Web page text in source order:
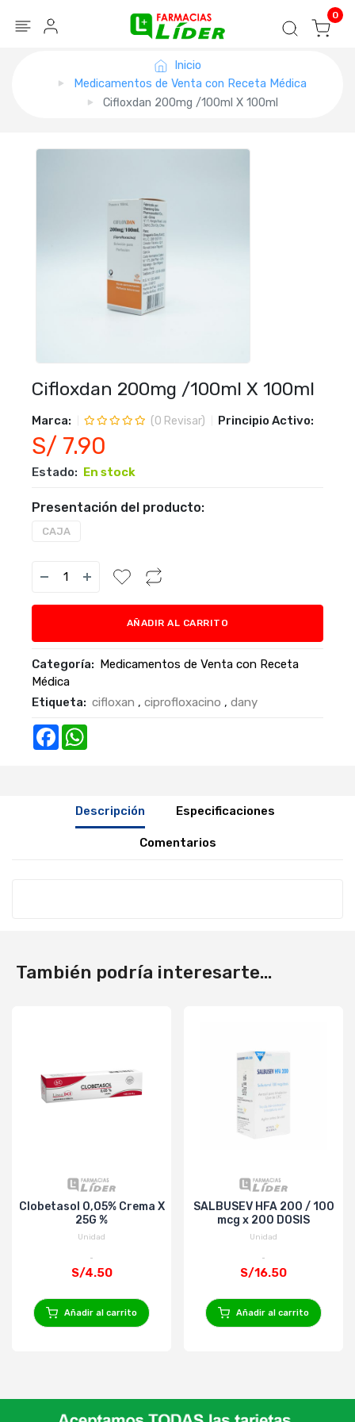
Seguir mi pedido 0
Inicio
Medicamentos de Venta con Receta Médica
Cifloxdan 200mg /100ml X 100ml
Cifloxdan 200mg /100ml X 100ml
Marca: (0 Revisar) Principio Activo:
S/ 7.90
Estado: En stock
Presentación del producto:
CAJA
AÑADIR AL CARRITO
Categoría: Medicamentos de Venta con Receta
Médica
Etiqueta: cifloxan , ciprofloxacino , dany
Facebook
Descripción Especificaciones
Comentarios
También podría interesarte...
Clobetasol 0,05% Crema X
25G %
Unidad
S/4.50
Añadir al carrito
SALBUSEV HFA 200 / 100
mcg x 200 DOSIS
Unidad
S/16.50
Añadir al carrito